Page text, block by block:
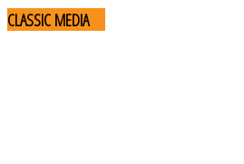
CLASSIC MEDIA